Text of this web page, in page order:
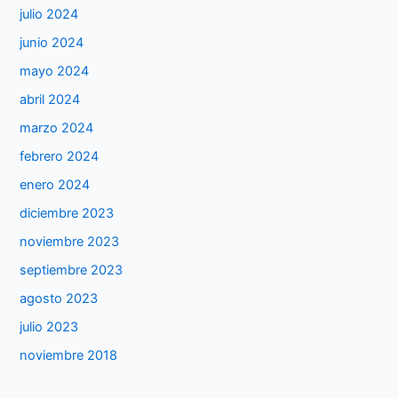
julio 2024
junio 2024
mayo 2024
abril 2024
marzo 2024
febrero 2024
enero 2024
diciembre 2023
noviembre 2023
septiembre 2023
agosto 2023
julio 2023
noviembre 2018